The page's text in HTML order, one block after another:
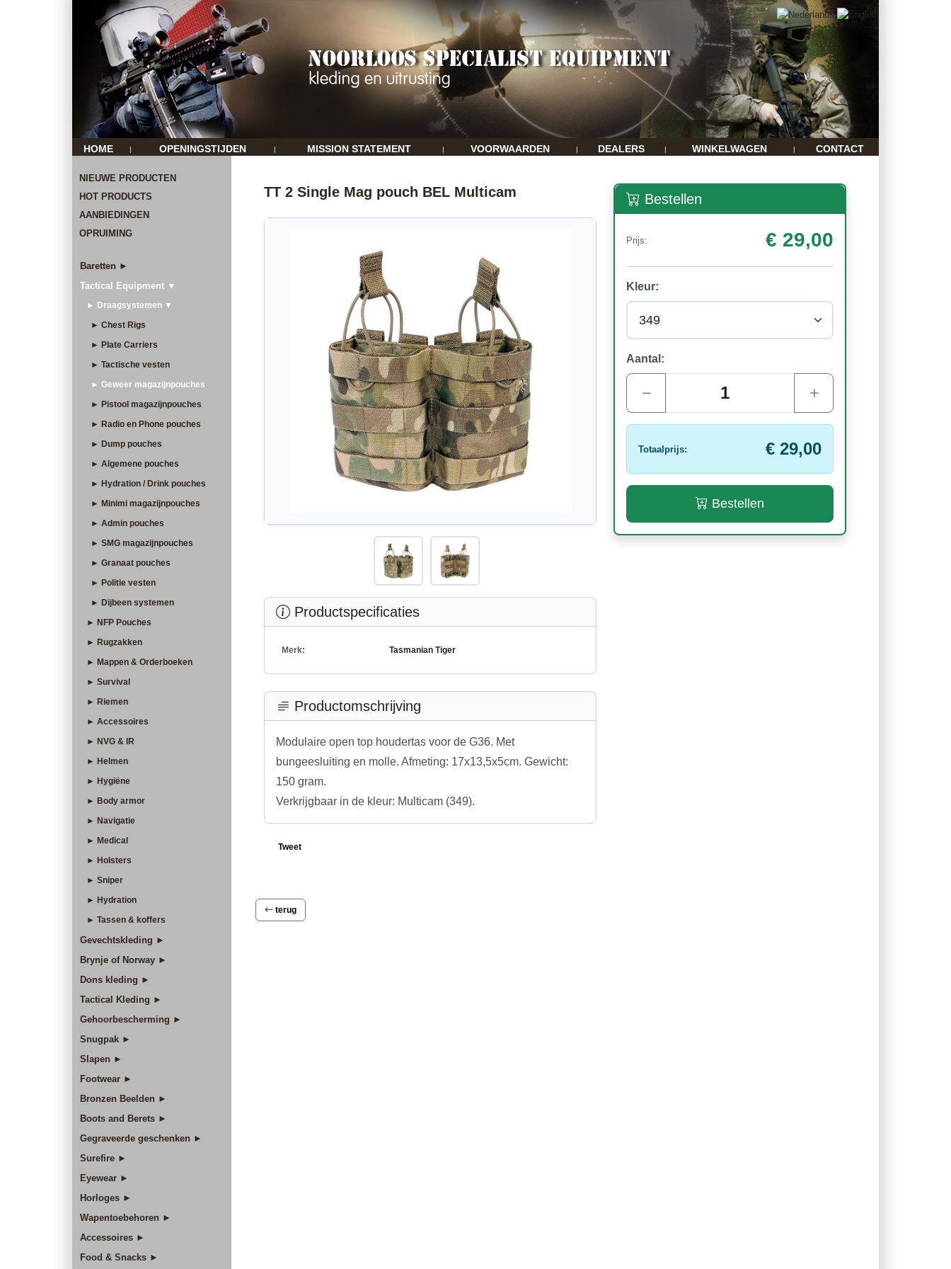
HOME | OPENINGSTIJDEN | MISSION STATEMENT | VOORWAARDEN | DEALERS | WINKELWAGEN | CONTACT
NIEUWE PRODUCTEN
HOT PRODUCTS
AANBIEDINGEN
OPRUIMING
Baretten ►
Tactical Equipment ▼
► Draagsystemen ▼
► Chest Rigs
► Plate Carriers
► Tactische vesten
► Geweer magazijnpouches
► Pistool magazijnpouches
► Radio en Phone pouches
► Dump pouches
► Algemene pouches
► Hydration / Drink pouches
► Minimi magazijnpouches
► Admin pouches
► SMG magazijnpouches
► Granaat pouches
► Politie vesten
► Dijbeen systemen
► NFP Pouches
► Rugzakken
► Mappen & Orderboeken
► Survival
► Riemen
► Accessoires
► NVG & IR
► Helmen
► Hygiëne
► Body armor
► Navigatie
► Medical
► Holsters
► Sniper
► Hydration
► Tassen & koffers
Gevechtskleding ►
Brynje of Norway ►
Dons kleding ►
Tactical Kleding ►
Gehoorbescherming ►
Snugpak ►
Slapen ►
Footwear ►
Bronzen Beelden ►
Boots and Berets ►
Gegraveerde geschenken ►
Surefire ►
Eyewear ►
Horloges ►
Wapentoebehoren ►
Accessoires ►
Food & Snacks ►
TT 2 Single Mag pouch BEL Multicam
Productspecificaties
Merk: Tasmanian Tiger
Productomschrijving
Modulaire open top houdertas voor de G36. Met
bungeesluiting en molle. Afmeting: 17x13,5x5cm. Gewicht:
150 gram.
Verkrijgbaar in de kleur: Multicam (349).
Tweet
Bestellen
Prijs: € 29,00
Kleur:
Aantal:
Totaalprijs: € 29,00
Bestellen
terug